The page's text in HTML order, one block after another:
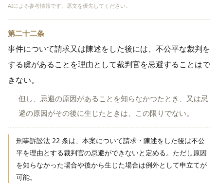
AIによる参考情報です。原文を優先してください。
第二十二条
事件について請求又は陳述をした後には、不公平な裁判を
する虞があることを理由として裁判官を忌避することはで
きない。
但し、忌避の原因があることを知らなかつたとき、又は忌
避の原因がその後に生じたときは、この限りでない。
刑事訴訟法 22 条は、本案について請求・陳述をした後は不公
平を理由とする裁判官の忌避ができないと定める。ただし原因
を知らなかった場合や後から生じた場合は例外として申立てが
可能。